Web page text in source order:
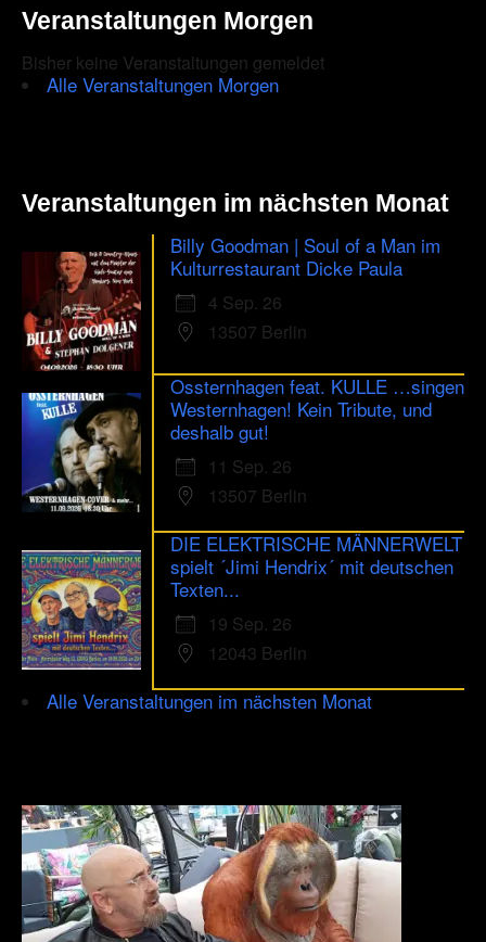
Veranstaltungen Morgen
Bisher keine Veranstaltungen gemeldet
Alle Veranstaltungen Morgen
Veranstaltungen im nächsten Monat
Billy Goodman | Soul of a Man im
Kulturrestaurant Dicke Paula
4 Sep. 26
13507 Berlin
Ossternhagen feat. KULLE …singen
Westernhagen! Kein Tribute, und
deshalb gut!
11 Sep. 26
13507 Berlin
DIE ELEKTRISCHE MÄNNERWELT
spielt ´Jimi Hendrix´ mit deutschen
Texten...
19 Sep. 26
12043 Berlin
Alle Veranstaltungen im nächsten Monat